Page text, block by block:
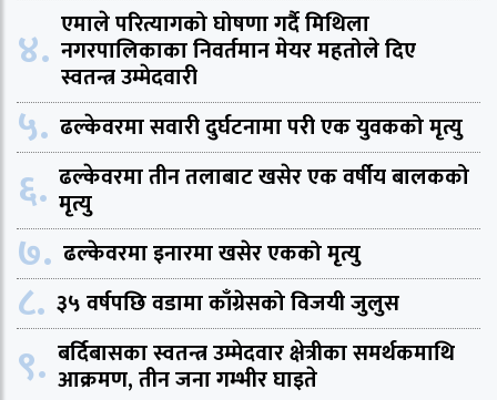
४. एमाले परित्यागको घोषणा गर्दै मिथिला
नगरपालिकाका निवर्तमान मेयर महतोले दिए
स्वतन्त्र उम्मेदवारी
५. ढल्केवरमा सवारी दुर्घटनामा परी एक युवकको मृत्यु
६. ढल्केवरमा तीन तलाबाट खसेर एक वर्षीय बालकको
मृत्यु
७. ढल्केवरमा इनारमा खसेर एकको मृत्यु
८. ३५ वर्षपछि वडामा काँग्रेसको विजयी जुलुस
९. बर्दिबासका स्वतन्त्र उम्मेदवार क्षेत्रीका समर्थकमाथि
आक्रमण, तीन जना गम्भीर घाइते